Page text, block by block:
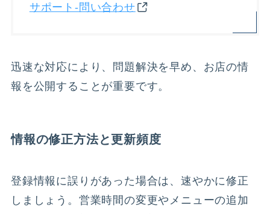
サポート-問い合わせ
迅速な対応により、問題解決を早め、お店の情
報を公開することが重要です。
情報の修正方法と更新頻度
登録情報に誤りがあった場合は、速やかに修正
しましょう。営業時間の変更やメニューの追加